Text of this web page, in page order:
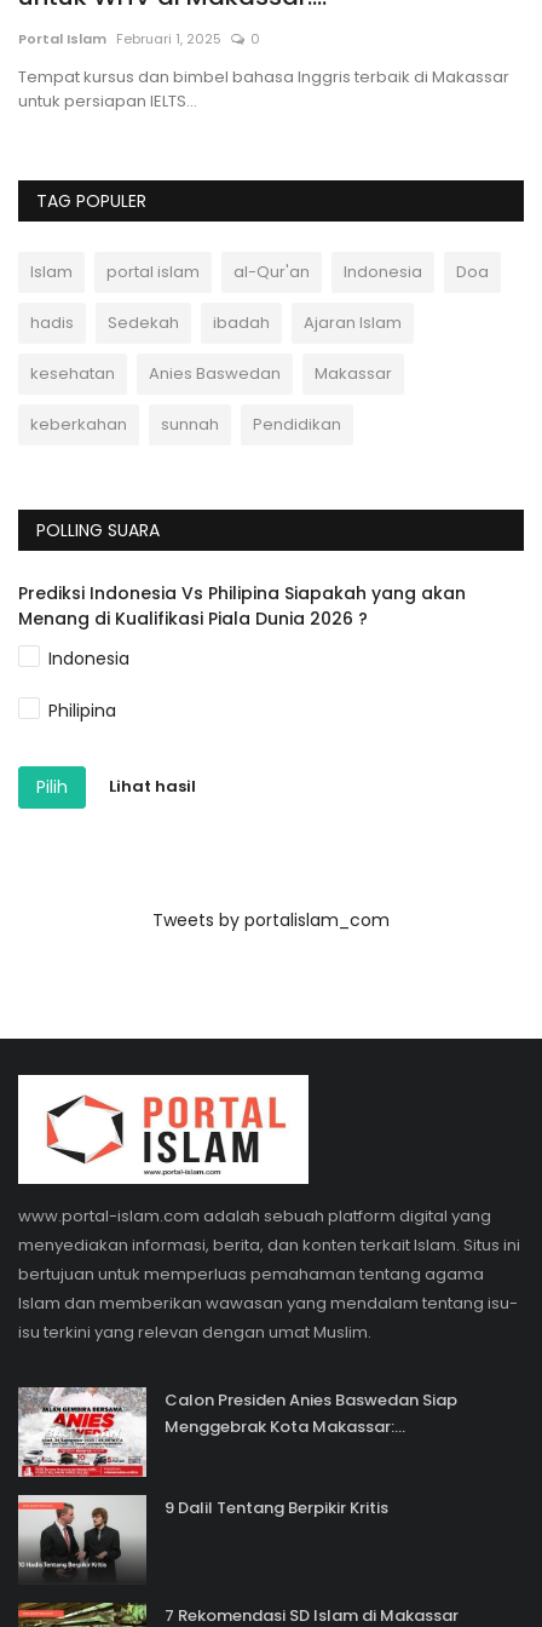
Portal Islam Februari 1, 2025 0
Tempat kursus dan bimbel bahasa Inggris terbaik di Makassar
untuk persiapan IELTS...
TAG POPULER
Islam portal islam al-Qur'an Indonesia Doa
hadis Sedekah ibadah Ajaran Islam
kesehatan Anies Baswedan Makassar
keberkahan sunnah Pendidikan
POLLING SUARA
Prediksi Indonesia Vs Philipina Siapakah yang akan
Menang di Kualifikasi Piala Dunia 2026 ?
Indonesia
Philipina
Pilih Lihat hasil
Tweets by portalislam_com
www.portal-islam.com adalah sebuah platform digital yang
menyediakan informasi, berita, dan konten terkait Islam. Situs ini
bertujuan untuk memperluas pemahaman tentang agama
Islam dan memberikan wawasan yang mendalam tentang isu-
isu terkini yang relevan dengan umat Muslim.
Calon Presiden Anies Baswedan Siap
Menggebrak Kota Makassar:...
9 Dalil Tentang Berpikir Kritis
7 Rekomendasi SD Islam di Makassar